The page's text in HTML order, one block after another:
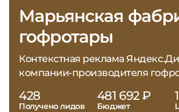
Марьянская
гофротары
Контекстная реклама
компании-производителя
428
Получено лидов
481 692 ₽
Бюджет